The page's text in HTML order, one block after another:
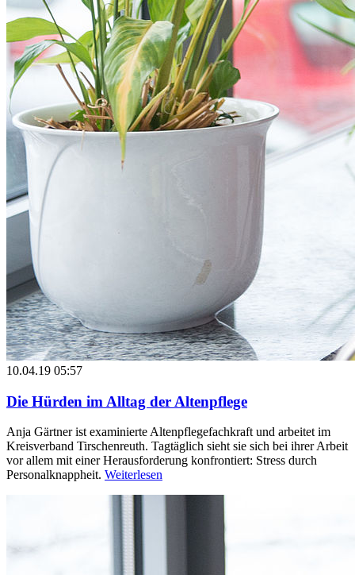
10.04.19 05:57
Die Hürden im Alltag der Altenpflege
Anja Gärtner ist examinierte Altenpflegefachkraft und arbeitet im
Kreisverband Tirschenreuth. Tagtäglich sieht sie sich bei ihrer Arbeit
vor allem mit einer Herausforderung konfrontiert: Stress durch
Personalknappheit. Weiterlesen